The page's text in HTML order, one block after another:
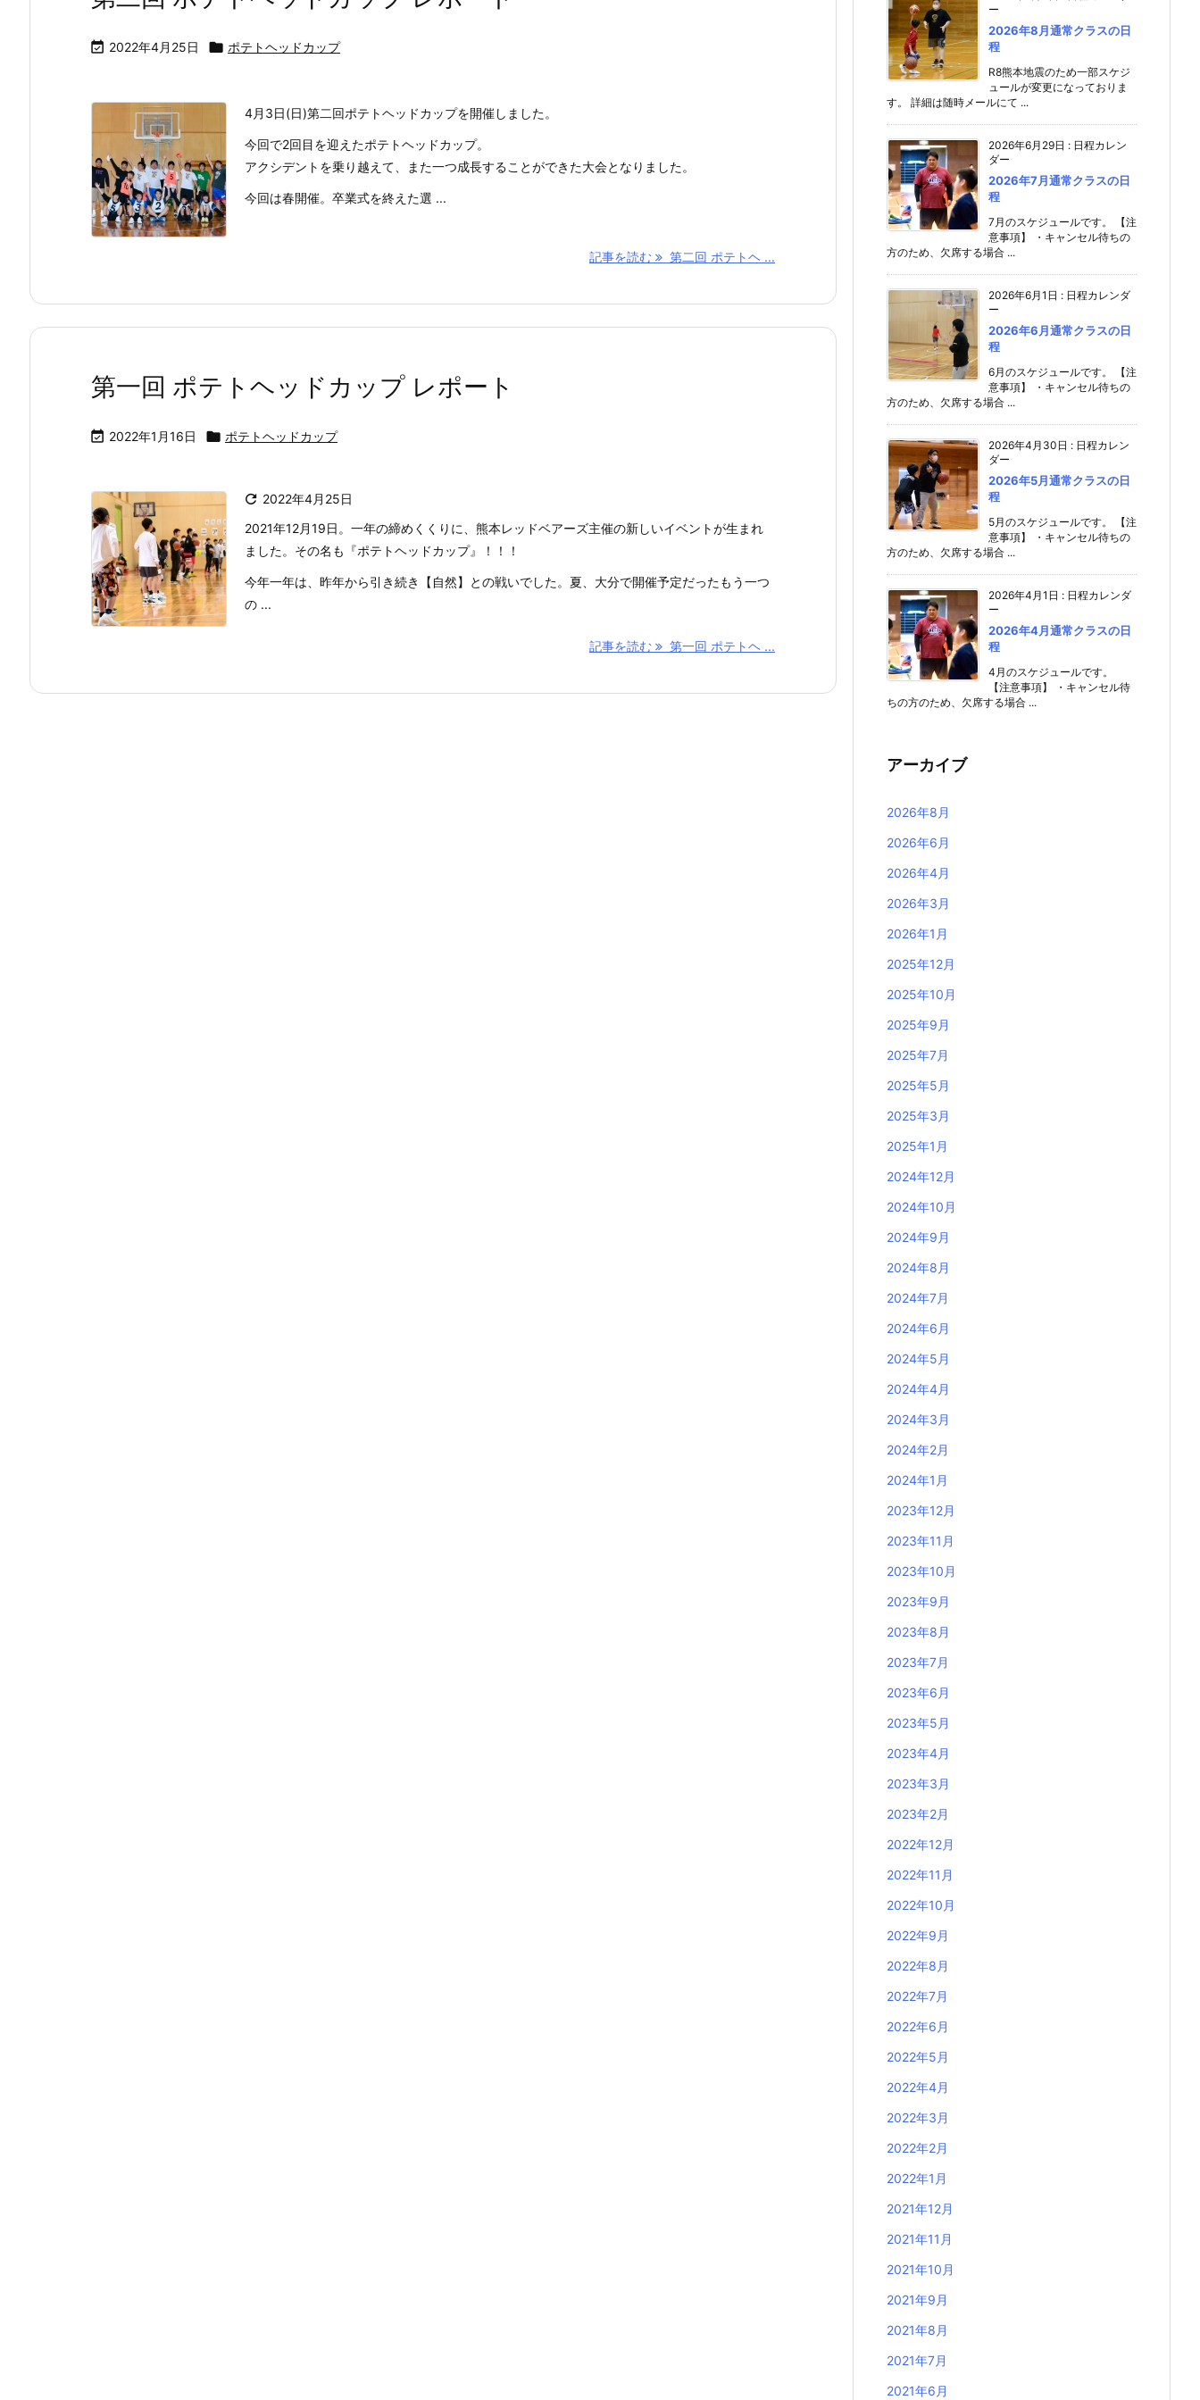
 2022年4月25日  ポテトヘッドカップ
4月3日(日)第二回ポテトヘッドカップを開催しました。
今回で2回目を迎えたポテトヘッドカップ。
アクシデントを乗り越えて、また一つ成長することができた大会となりました。
今回は春開催。卒業式を終えた選 ...
記事を読む 第二回 ポテトヘ ...
第一回 ポテトヘッドカップ レポート
 2022年1月16日  ポテトヘッドカップ
 2022年4月25日
2021年12月19日。一年の締めくくりに、熊本レッドベアーズ主催の新しいイベントが生まれ
ました。その名も『ポテトヘッドカップ』！！！
今年一年は、昨年から引き続き【自然】との戦いでした。夏、大分で開催予定だったもう一つ
の ...
記事を読む 第一回 ポテトヘ ...
ー
2026年8月通常クラスの日
程
R8熊本地震のため一部スケジ
ュールが変更になっておりま
す。 詳細は随時メールにて ...
2026年6月29日 : 日程カレン
ダー
2026年7月通常クラスの日
程
7月のスケジュールです。 【注
意事項】 ・キャンセル待ちの
方のため、欠席する場合 ...
2026年6月1日 : 日程カレンダ
ー
2026年6月通常クラスの日
程
6月のスケジュールです。 【注
意事項】 ・キャンセル待ちの
方のため、欠席する場合 ...
2026年4月30日 : 日程カレン
ダー
2026年5月通常クラスの日
程
5月のスケジュールです。 【注
意事項】 ・キャンセル待ちの
方のため、欠席する場合 ...
2026年4月1日 : 日程カレンダ
ー
2026年4月通常クラスの日
程
4月のスケジュールです。
【注意事項】 ・キャンセル待
ちの方のため、欠席する場合 ...
アーカイブ
2026年8月
2026年6月
2026年4月
2026年3月
2026年1月
2025年12月
2025年10月
2025年9月
2025年7月
2025年5月
2025年3月
2025年1月
2024年12月
2024年10月
2024年9月
2024年8月
2024年7月
2024年6月
2024年5月
2024年4月
2024年3月
2024年2月
2024年1月
2023年12月
2023年11月
2023年10月
2023年9月
2023年8月
2023年7月
2023年6月
2023年5月
2023年4月
2023年3月
2023年2月
2022年12月
2022年11月
2022年10月
2022年9月
2022年8月
2022年7月
2022年6月
2022年5月
2022年4月
2022年3月
2022年2月
2022年1月
2021年12月
2021年11月
2021年10月
2021年9月
2021年8月
2021年7月
2021年6月